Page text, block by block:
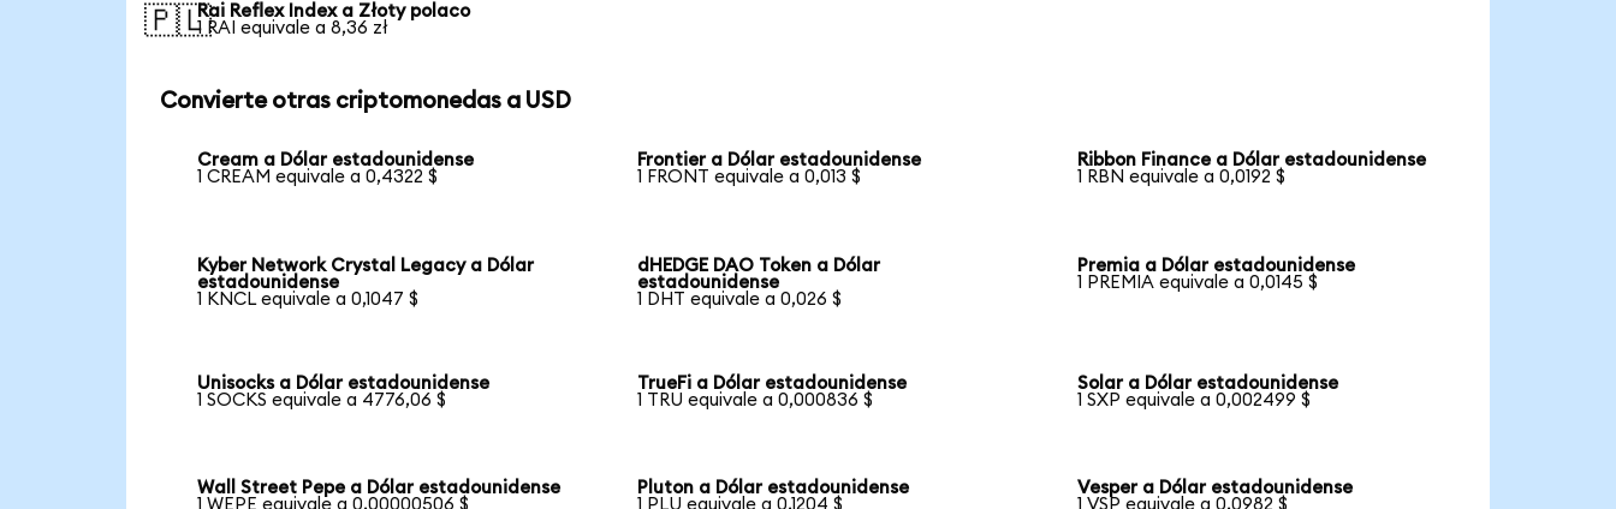
🇵🇱Rai Reflex Index a Złoty polaco
1 RAI equivale a 8,36 zł
Convierte otras criptomonedas a USD
Cream a Dólar estadounidense
1 CREAM equivale a 0,4322 $
Frontier a Dólar estadounidense
1 FRONT equivale a 0,013 $
Ribbon Finance a Dólar estadounidense
1 RBN equivale a 0,0192 $
Kyber Network Crystal Legacy a Dólar
estadounidense
1 KNCL equivale a 0,1047 $
dHEDGE DAO Token a Dólar
estadounidense
1 DHT equivale a 0,026 $
Premia a Dólar estadounidense
1 PREMIA equivale a 0,0145 $
Unisocks a Dólar estadounidense
1 SOCKS equivale a 4776,06 $
TrueFi a Dólar estadounidense
1 TRU equivale a 0,000836 $
Solar a Dólar estadounidense
1 SXP equivale a 0,002499 $
Wall Street Pepe a Dólar estadounidense
1 WEPE equivale a 0,00000506 $
Pluton a Dólar estadounidense
1 PLU equivale a 0,1204 $
Vesper a Dólar estadounidense
1 VSP equivale a 0,0982 $